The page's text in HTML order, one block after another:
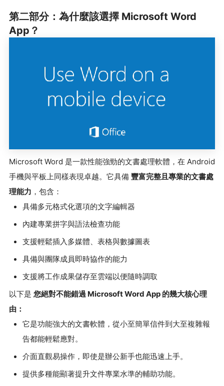
第二部分：為什麼該選擇 Microsoft Word
App？
Microsoft Word 是一款性能強勁的文書處理軟體，在 Android
手機與平板上同樣表現卓越。它具備 豐富完整且專業的文書處
理能力 ，包含：
具備多元格式化選項的文字編輯器
內建專業拼字與語法檢查功能
支援輕鬆插入多媒體、表格與數據圖表
具備與團隊成員即時協作的能力
支援將工作成果儲存至雲端以便隨時調取
以下是 您絕對不能錯過 Microsoft Word App 的幾大核心理
由：
它是功能強大的文書軟體，從小至簡單信件到大至複雜報
告都能輕鬆應對。
介面直觀易操作，即使是辦公新手也能迅速上手。
提供多種能顯著提升文件專業水準的輔助功能。